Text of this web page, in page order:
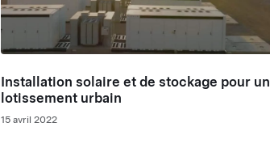
Installation solaire et de stockage pour un
lotissement urbain
15 avril 2022